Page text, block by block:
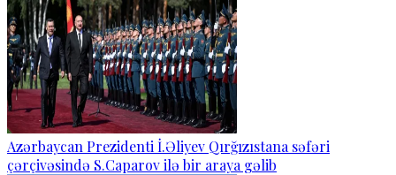
Azərbaycan Prezidenti İ.Əliyev Qırğızıstana səfəri
çərçivəsində S.Caparov ilə bir araya gəlib